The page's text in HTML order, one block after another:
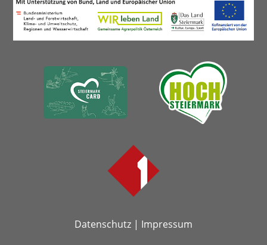
Datenschutz | Impressum